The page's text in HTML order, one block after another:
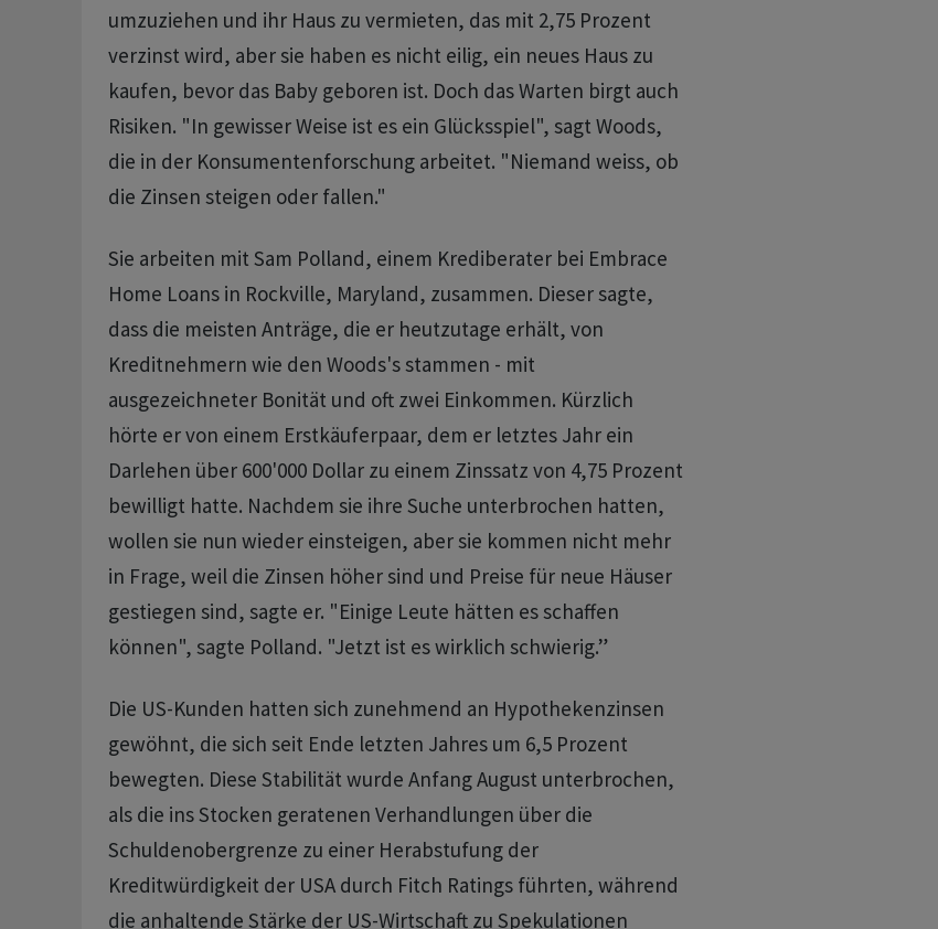
umzuziehen und ihr Haus zu vermieten, das mit 2,75 Prozent
verzinst wird, aber sie haben es nicht eilig, ein neues Haus zu
kaufen, bevor das Baby geboren ist. Doch das Warten birgt auch
Risiken. "In gewisser Weise ist es ein Glücksspiel", sagt Woods,
die in der Konsumentenforschung arbeitet. "Niemand weiss, ob
die Zinsen steigen oder fallen."
Sie arbeiten mit Sam Polland, einem Krediberater bei Embrace
Home Loans in Rockville, Maryland, zusammen. Dieser sagte,
dass die meisten Anträge, die er heutzutage erhält, von
Kreditnehmern wie den Woods's stammen - mit
ausgezeichneter Bonität und oft zwei Einkommen. Kürzlich
hörte er von einem Erstkäuferpaar, dem er letztes Jahr ein
Darlehen über 600'000 Dollar zu einem Zinssatz von 4,75 Prozent
bewilligt hatte. Nachdem sie ihre Suche unterbrochen hatten,
wollen sie nun wieder einsteigen, aber sie kommen nicht mehr
in Frage, weil die Zinsen höher sind und Preise für neue Häuser
gestiegen sind, sagte er. "Einige Leute hätten es schaffen
können", sagte Polland. "Jetzt ist es wirklich schwierig.”
Die US-Kunden hatten sich zunehmend an Hypothekenzinsen
gewöhnt, die sich seit Ende letzten Jahres um 6,5 Prozent
bewegten. Diese Stabilität wurde Anfang August unterbrochen,
als die ins Stocken geratenen Verhandlungen über die
Schuldenobergrenze zu einer Herabstufung der
Kreditwürdigkeit der USA durch Fitch Ratings führten, während
die anhaltende Stärke der US-Wirtschaft zu Spekulationen